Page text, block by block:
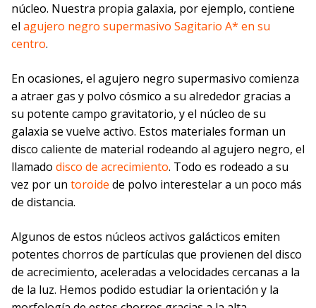
núcleo. Nuestra propia galaxia, por ejemplo, contiene
el agujero negro supermasivo Sagitario A* en su
centro.
En ocasiones, el agujero negro supermasivo comienza
a atraer gas y polvo cósmico a su alrededor gracias a
su potente campo gravitatorio, y el núcleo de su
galaxia se vuelve activo. Estos materiales forman un
disco caliente de material rodeando al agujero negro, el
llamado disco de acrecimiento. Todo es rodeado a su
vez por un toroide de polvo interestelar a un poco más
de distancia.
Algunos de estos núcleos activos galácticos emiten
potentes chorros de partículas que provienen del disco
de acrecimiento, aceleradas a velocidades cercanas a la
de la luz. Hemos podido estudiar la orientación y la